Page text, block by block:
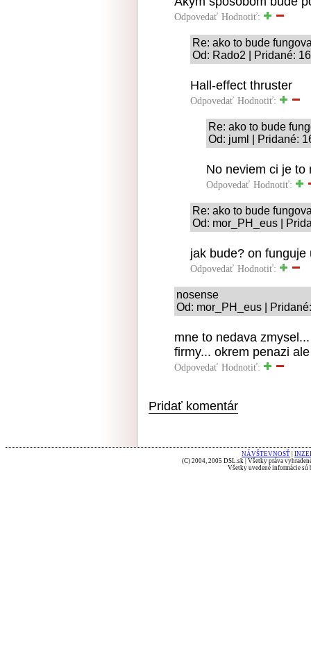
Odpovedať Hodnotiť:
Re: ako to bude
Od: Rado2 | Pridané:
Hall-effect thruster
Odpovedať Hodnotiť:
Re: ako to bude
Od: juml | Pridané:
No neviem ci je to
Odpovedať Hodnotiť:
Re: ako to bude
Od: mor_PH_eus |
jak bude? on
Odpovedať Hodnotiť:
nosense
Od: mor_PH_eus |
mne to nedava
firmy... okrem penazi
Odpovedať Hodnotiť:
Pridať komentár
NÁVŠTEVNOSŤ
(C) 2004, 2005 DSL.sk | Všetky práva
Všetky uvedené informácie sú